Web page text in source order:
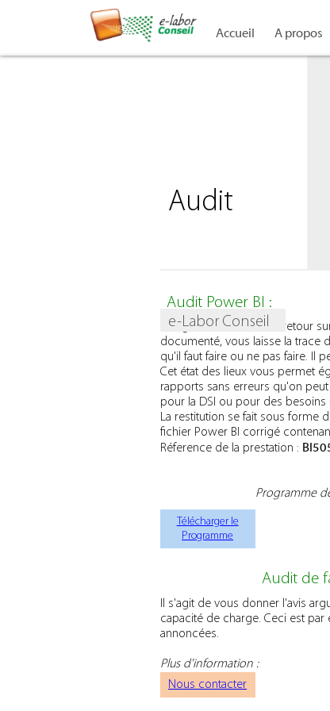
Accueil A propos
Audit
e-Labor Conseil
Audit Power BI :
Il s'agit de vous faire un retour
documenté, vous laisse la trace
qu'il faut faire ou ne pas faire. Il
Cet état des lieux vous permet
rapports sans erreurs qu'on
pour la DSI ou pour des besoins
La restitution se fait sous forme
fichier Power BI corrigé
Réference de la prestation :
Programme
Télécharger le
Programme
Audit de
Il s'agit de vous donner l'avis
capacité de charge. Ceci est
annoncées.
Plus d'information :
Nous contacter